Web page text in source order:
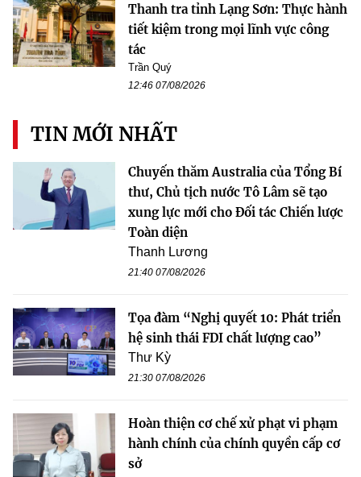
Thanh tra tỉnh Lạng Sơn: Thực hành
tiết kiệm trong mọi lĩnh vực công
tác
Trần Quý
12:46 07/08/2026
TIN MỚI NHẤT
Chuyến thăm Australia của Tổng Bí
thư, Chủ tịch nước Tô Lâm sẽ tạo
xung lực mới cho Đối tác Chiến lược
Toàn diện
Thanh Lương
21:40 07/08/2026
Tọa đàm “Nghị quyết 10: Phát triển
hệ sinh thái FDI chất lượng cao”
Thư Kỳ
21:30 07/08/2026
Hoàn thiện cơ chế xử phạt vi phạm
hành chính của chính quyền cấp cơ
sở